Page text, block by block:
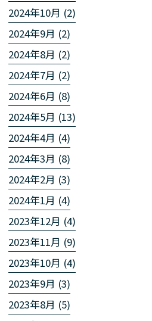
2024年10月 (2)
2024年9月 (2)
2024年8月 (2)
2024年7月 (2)
2024年6月 (8)
2024年5月 (13)
2024年4月 (4)
2024年3月 (8)
2024年2月 (3)
2024年1月 (4)
2023年12月 (4)
2023年11月 (9)
2023年10月 (4)
2023年9月 (3)
2023年8月 (5)